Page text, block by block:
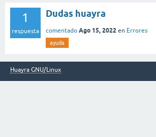
1
respuesta
Dudas huayra
comentado Ago 15, 2022 en Errores
ayuda
Huayra GNU/Linux